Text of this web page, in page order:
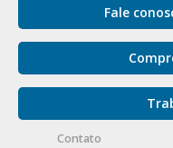
Fale
Contato